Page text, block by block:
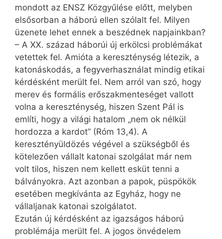
mondott az ENSZ Közgyűlése előtt, melyben
elsősorban a háború ellen szólalt fel. Milyen
üzenete lehet ennek a beszédnek napjainkban?
– A XX. század háborúi új erkölcsi problémákat
vetettek fel. Amióta a kereszténység létezik, a
katonáskodás, a fegyverhasználat mindig etikai
kérdésként merült fel. Nem arról van szó, hogy
merev és formális erőszakmenteséget vallott
volna a kereszténység, hiszen Szent Pál is
említi, hogy a világi hatalom „nem ok nélkül
hordozza a kardot” (Róm 13,4). A
keresztényüldözés végével a szükségből és
kötelezően vállalt katonai szolgálat már nem
volt tilos, hiszen nem kellett esküt tenni a
bálványokra. Azt azonban a papok, püspökök
esetében megkívánta az Egyház, hogy ne
vállaljanak katonai szolgálatot.
Ezután új kérdésként az igazságos háború
problémája merült fel. A jogos önvédelem